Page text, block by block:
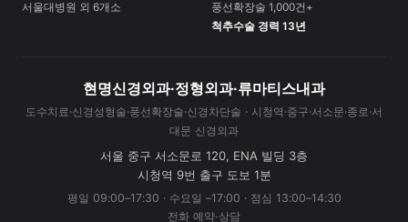
서울대병원 외 6개소
풍선확장술 1,000건+
척추수술 경력 13년
현명신경외과·정형외과·류마티스내과
도수치료·신경성형술·풍선확장술·신경차단술 · 시청역·중구·서소문·종로·서
대문 신경외과
서울 중구 서소문로 120, ENA 빌딩 3층
시청역 9번 출구 도보 1분
평일 09:00–17:30 · 수요일 –17:00 · 점심 13:00–14:30
전화 예약·상담